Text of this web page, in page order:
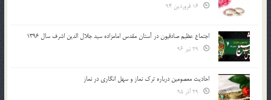
اجتماع عظیم صادقیون در آستان مقدس امامزاده سید جلال الدین اشرف سال 1396
احادیث معصومین درباره ترک نماز و سهل انگاری در نماز